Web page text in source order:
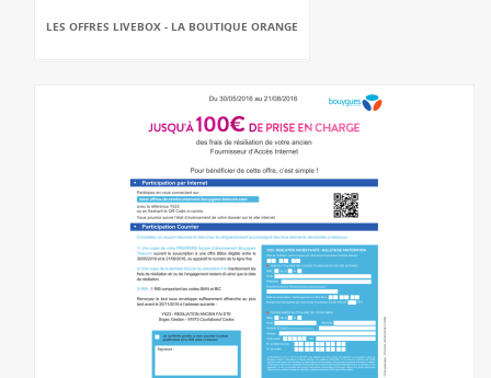
LES OFFRES LIVEBOX - LA BOUTIQUE ORANGE